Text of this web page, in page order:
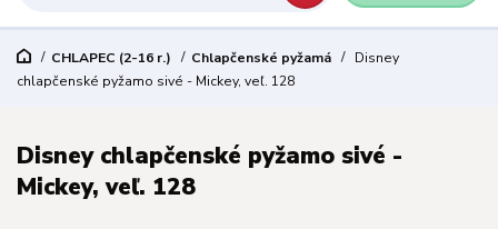
CHLAPEC (2-16 r.) Chlapčenské pyžamá
Disney
chlapčenské pyžamo sivé - Mickey, veľ. 128
Disney chlapčenské pyžamo sivé -
Mickey, veľ. 128